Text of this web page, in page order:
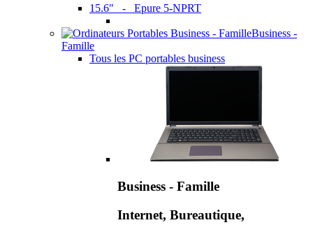
15.6" - Epure 5-NPRT
Business -
Famille
Tous les PC portables business
Business - Famille
Internet, Bureautique,